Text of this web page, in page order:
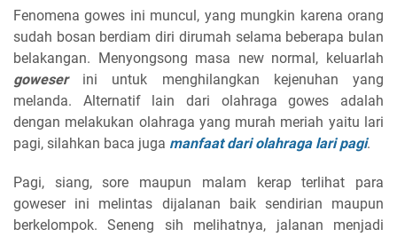
Fenomena gowes ini muncul, yang mungkin karena orang
sudah bosan berdiam diri dirumah selama beberapa bulan
belakangan. Menyongsong masa new normal, keluarlah
goweser ini untuk menghilangkan kejenuhan yang
melanda. Alternatif lain dari olahraga gowes adalah
dengan melakukan olahraga yang murah meriah yaitu lari
pagi, silahkan baca juga manfaat dari olahraga lari pagi.
Pagi, siang, sore maupun malam kerap terlihat para
goweser ini melintas dijalanan baik sendirian maupun
berkelompok. Seneng sih melihatnya, jalanan menjadi